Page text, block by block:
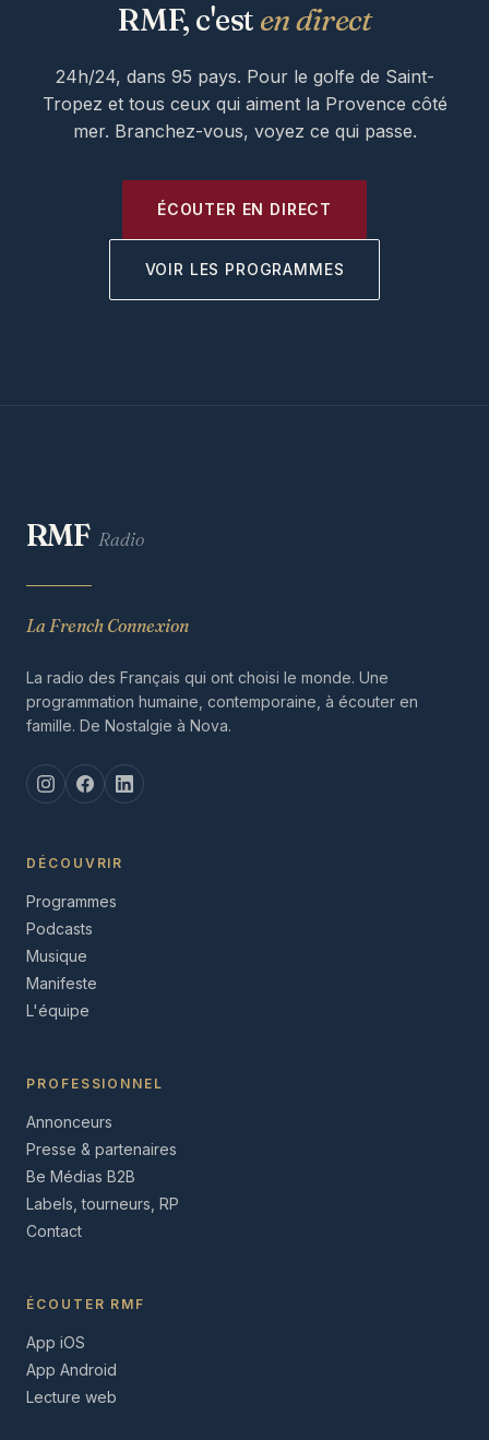
RMF, c'est en direct
24h/24, dans 95 pays. Pour le golfe de Saint-
Tropez et tous ceux qui aiment la Provence côté
mer. Branchez-vous, voyez ce qui passe.
ÉCOUTER EN DIRECT
VOIR LES PROGRAMMES
RMF Radio
La French Connexion
La radio des Français qui ont choisi le monde. Une
programmation humaine, contemporaine, à écouter en
famille. De Nostalgie à Nova.
DÉCOUVRIR
Programmes
Podcasts
Musique
Manifeste
L'équipe
PROFESSIONNEL
Annonceurs
Presse & partenaires
Be Médias B2B
Labels, tourneurs, RP
Contact
ÉCOUTER RMF
App iOS
App Android
Lecture web